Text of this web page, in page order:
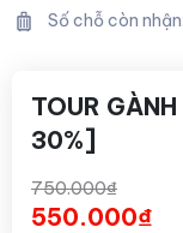
Số chỗ còn nhận:
TOUR
30%]
750.000₫
550.000₫